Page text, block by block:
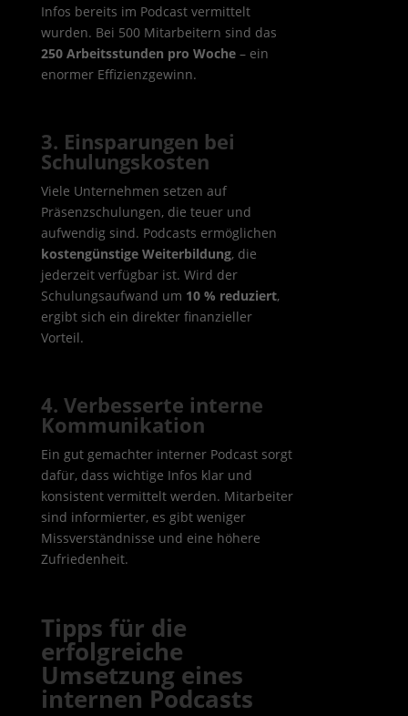
Infos bereits im Podcast vermittelt
wurden. Bei 500 Mitarbeitern sind das
250 Arbeitsstunden pro Woche– ein
enormer Effizienzgewinn.
3. Einsparungen bei
Schulungskosten
Viele Unternehmen setzen auf
Präsenzschulungen, die teuer und
aufwendig sind. Podcasts ermöglichen
kostengünstige Weiterbildung, die
jederzeit verfügbar ist. Wird der
Schulungsaufwand um 10 % reduziert,
ergibt sich ein direkter finanzieller
Vorteil.
4. Verbesserte interne
Kommunikation
Ein gut gemachter interner Podcast sorgt
dafür, dass wichtige Infos klar und
konsistent vermittelt werden. Mitarbeiter
sind informierter, es gibt weniger
Missverständnisse und eine höhere
Zufriedenheit.
Tipps für die
erfolgreiche
Umsetzung eines
internen Podcasts